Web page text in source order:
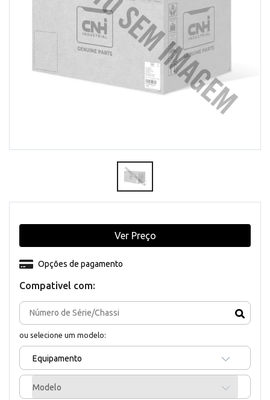
Compativel com:
ou selecione um modelo:
Equipamento
Modelo
Opções de pagamento
Ver Preço